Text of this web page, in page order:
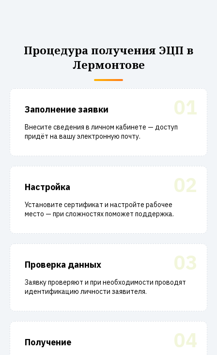
Процедура получения ЭЦП в
Лермонтове
01
Заполнение заявки
Внесите сведения в личном кабинете — доступ
придёт на вашу электронную почту.
02
Настройка
Установите сертификат и настройте рабочее
место — при сложностях поможет поддержка.
03
Проверка данных
Заявку проверяют и при необходимости проводят
идентификацию личности заявителя.
04
Получение